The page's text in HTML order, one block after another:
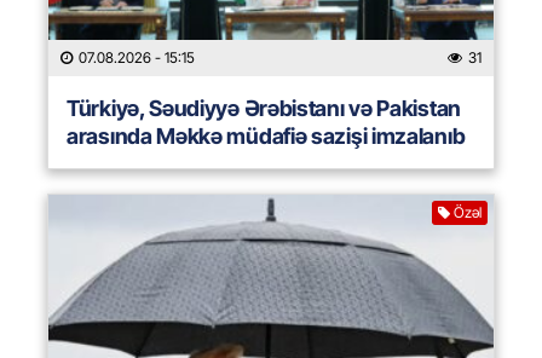
07.08.2026 - 15:15 31
Türkiyə, Səudiyyə Ərəbistanı və Pakistan
arasında Məkkə müdafiə sazişi imzalanıb
Özəl